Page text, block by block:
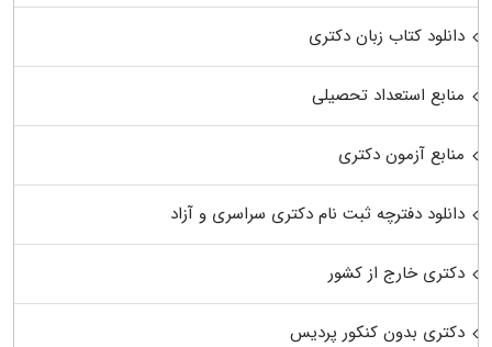
دانلود کتاب زبان دکتری
منابع استعداد تحصیلی
منابع آزمون دکتری
دانلود دفترچه ثبت نام دکتری سراسری و آزاد
دکتری خارج از کشور
دکتری بدون کنکور پردیس